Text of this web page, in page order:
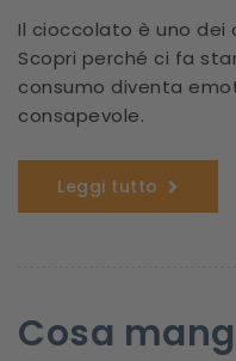
Il cioccolato è uno
Scopri perché ci fa
consumo diventa
consapevole.
Leggi tutto
Cosa